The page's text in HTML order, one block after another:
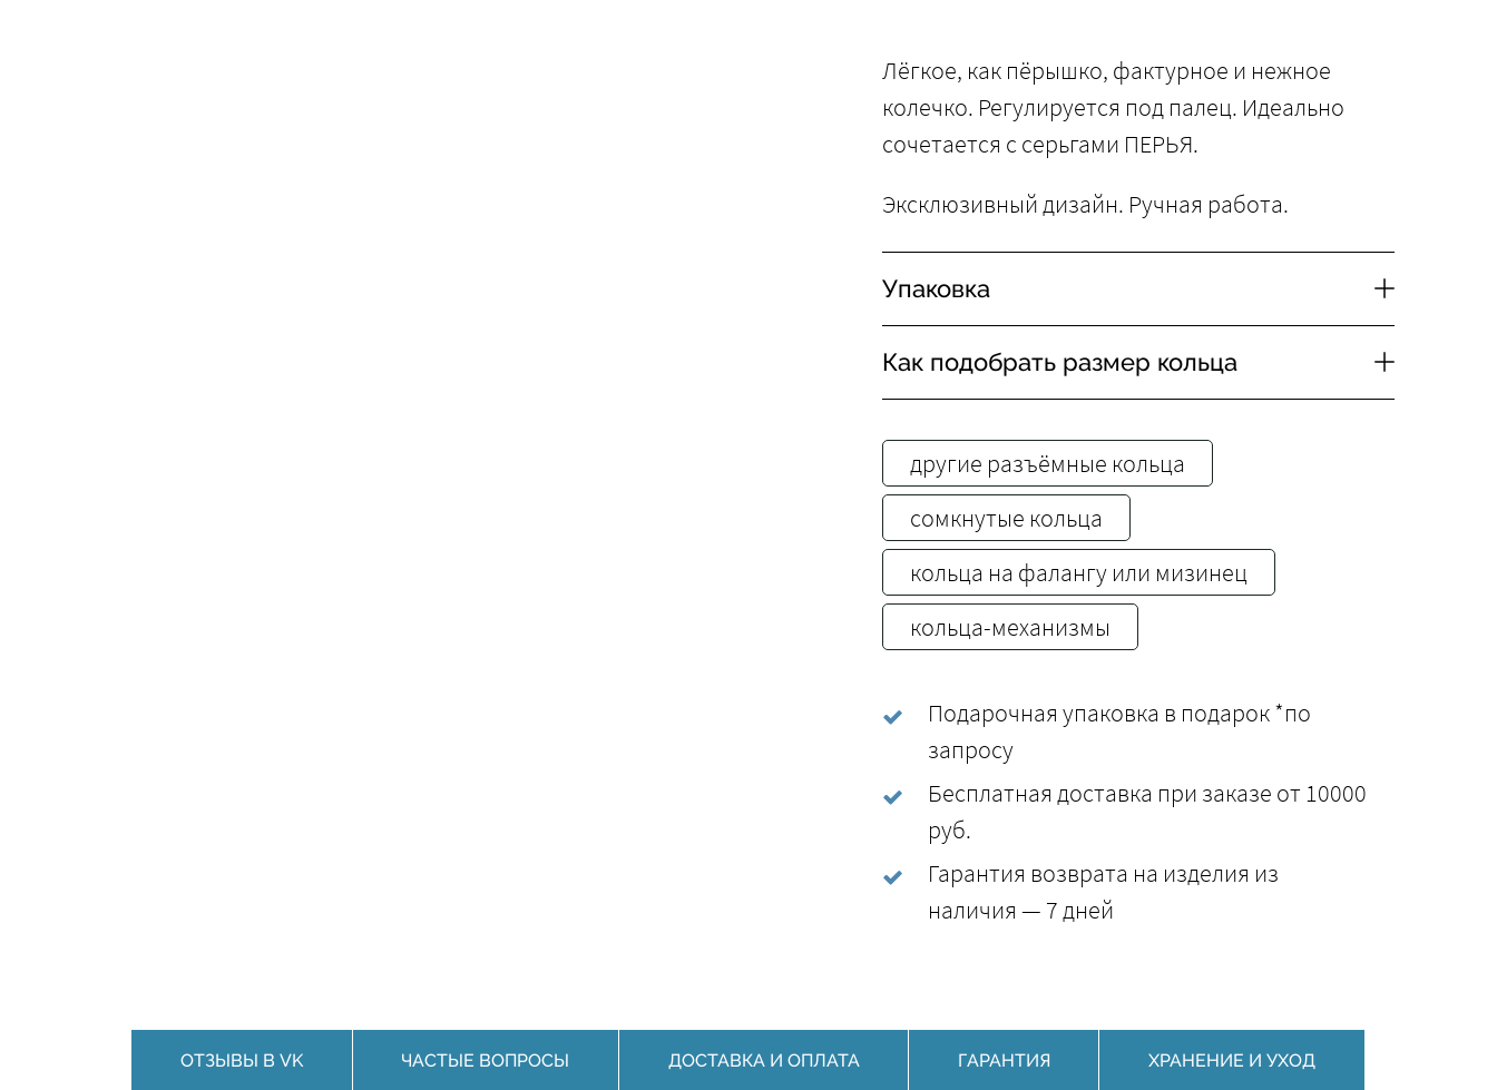
Лёгкое, как пёрышко, фактурное и нежное
колечко. Регулируется под палец. Идеально
сочетается с серьгами ПЕРЬЯ.
Эксклюзивный дизайн. Ручная работа.
Упаковка
Как подобрать размер кольца
другие разъёмные кольца
сомкнутые кольца
кольца на фалангу или мизинец
кольца-механизмы
Подарочная упаковка в подарок *по
запросу
Бесплатная доставка при заказе от 10000
руб.
Гарантия возврата на изделия из
наличия — 7 дней
ОТЗЫВЫ В VK ЧАСТЫЕ ВОПРОСЫ ДОСТАВКА И ОПЛАТА ГАРАНТИЯ ХРАНЕНИЕ И УХОД